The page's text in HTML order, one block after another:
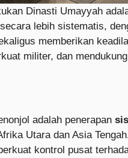
Dinasti Umayyah
lebih sistematis,
memberikan
militer, dan
adalah penerapan
Utara dan Asia
kontrol pusat